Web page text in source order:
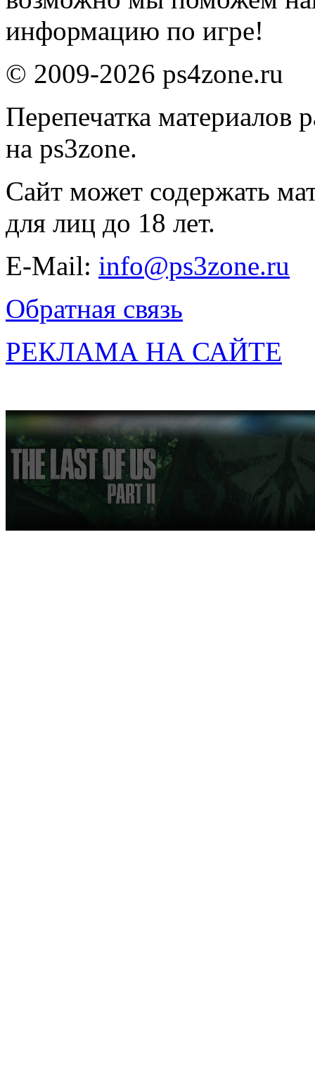
информацию по игре!
© 2009-2026 ps4zone.ru
Перепечатка материалов
на ps3zone.
Сайт может содержать
для лиц до 18 лет.
E-Mail: info@ps3zone.ru
Обратная связь
РЕКЛАМА НА САЙТЕ